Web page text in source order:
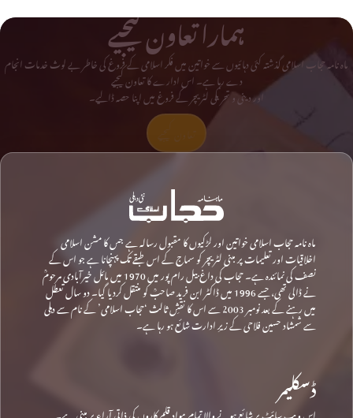
ہمارا تعاون کیجیے
ماہ نامہ حجاب اسلامی گذشتہ کئی دہائیوں سے خواتین میں فکر اسلامی کے فروغ کی خاطر بے لوث خدمات انجام
دے رہا ہے۔ اس ادارے کا تعاون کیجیے
اور دینی و تحریکی لٹریچر کے فروغ میں اپنا حصہ ڈالیے۔
ماہ نامہ حجاب اسلامی خواتین اور لڑکیوں کا مقبول رسالہ ہے جس کا مشن اسلامی
اخلاقیات اور تعلیمات پر مبنی لٹریچر کو سماج کے اس طبقے تک پہنچانا ہے جو اس کے
نصف کی نمائندہ ہے۔ حجاب کی داغ بیل رام پور میں 1970 میں مائل خیرآبادی مرحومؒ
نے ڈالی تھی، جسے 1996 میں ڈاکٹر ابن فرید صاحبؒ کو منتقل کردیا گیا۔ دو سال تعطل
میں رہنے کے بعد نومبر 2003 سے اس کا نقشِ ثالث ‘حجاب اسلامی’ کے نام سے دہلی
سے شمشاد حسین فلاحی کے زیرِ ادارت شائع ہو رہا ہے۔
ڈسکلیمر
اس ویب سائٹ پر شائع ہونے والا تمام مواد قلم کاروں کی ذاتی آراء پر مبنی ہے۔